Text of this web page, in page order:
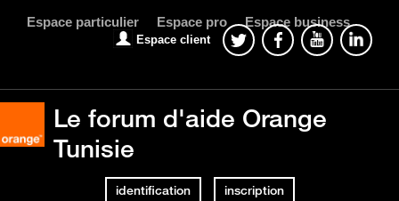
Espace particulier Espace pro Espace business
Espace client
Le forum d'aide Orange
Tunisie
identification inscription